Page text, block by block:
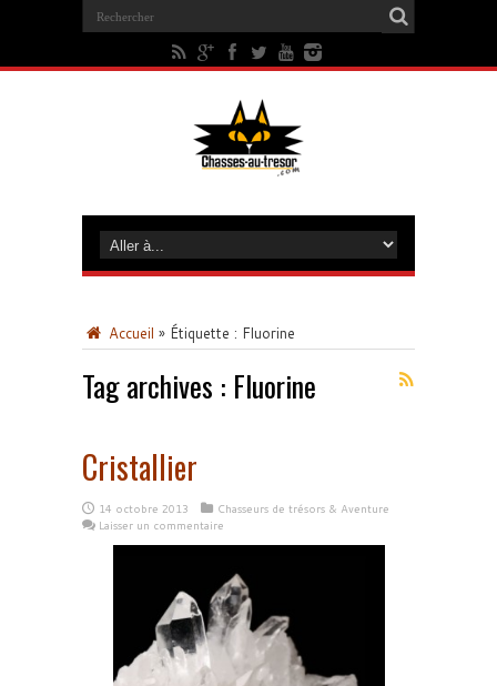
Accueil » Étiquette : Fluorine
Tag archives : Fluorine
Cristallier
14 octobre 2013
Chasseurs de trésors & Aventure
Laisser un commentaire